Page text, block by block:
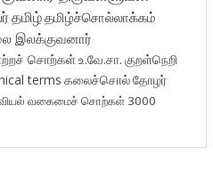
தமிழ்தமிழ்ச்சொல்லாக்கம்
இலக்குவனார்
சொற்கள்உ.வே.சா. குறள்நெறி
terms கலைச்சொல்தோழர்
வகைமைச் சொற்கள் 3000